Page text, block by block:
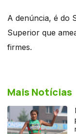
A denúncia, é do
Superior que
firmes.
Mais Notícias